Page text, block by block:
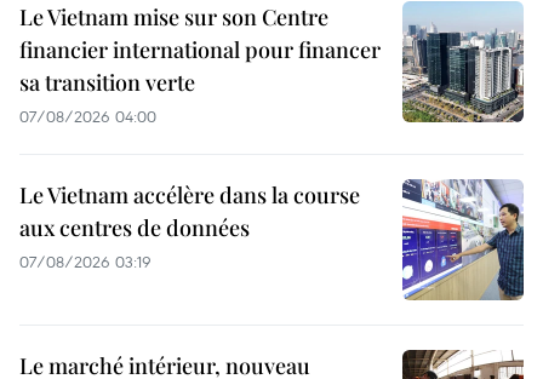
Le Vietnam mise sur son Centre
financier international pour financer
sa transition verte
07/08/2026 04:00
Le Vietnam accélère dans la course
aux centres de données
07/08/2026 03:19
Le marché intérieur, nouveau